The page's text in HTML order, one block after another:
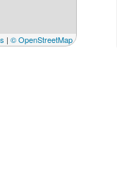
| © OpenStreetMap